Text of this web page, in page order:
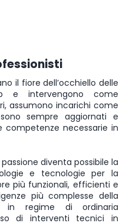
il fiore dell’occhiello delle
e intervengono come
assumono incarichi come
sempre aggiornati e
necessarie in
diventa possibile la
e tecnologie per la
più funzionali, efficienti e
più complesse della
in regime di ordinaria
di interventi tecnici in